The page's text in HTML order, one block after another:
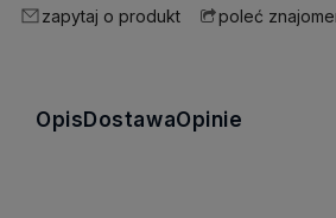
zapytaj o produkt poleć
OpisDostawaOpinie